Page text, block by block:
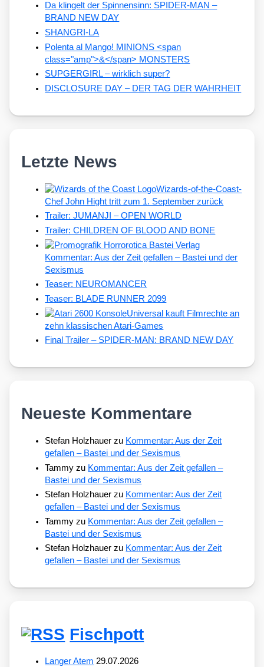
Da klingelt der Spinnensinn: SPIDER-MAN –
BRAND NEW DAY
SHANGRI-LA
Polenta al Mango! MINIONS <span
class="amp">&</span> MONSTERS
SUPGERGIRL – wirklich super?
DISCLOSURE DAY – DER TAG DER WAHRHEIT
Letzte News
Wizards-of-the-Coast-
Chef John Hight tritt zum 1. September zurück
Trailer: JUMANJI – OPEN WORLD
Trailer: CHILDREN OF BLOOD AND BONE
Kommentar: Aus der Zeit gefallen – Bastei und der
Sexismus
Teaser: NEUROMANCER
Teaser: BLADE RUNNER 2099
Universal kauft Filmrechte an
zehn klassischen Atari-Games
Final Trailer – SPIDER-MAN: BRAND NEW DAY
Neueste Kommentare
Stefan Holzhauer zu Kommentar: Aus der Zeit
gefallen – Bastei und der Sexismus
Tammy zu Kommentar: Aus der Zeit gefallen –
Bastei und der Sexismus
Stefan Holzhauer zu Kommentar: Aus der Zeit
gefallen – Bastei und der Sexismus
Tammy zu Kommentar: Aus der Zeit gefallen –
Bastei und der Sexismus
Stefan Holzhauer zu Kommentar: Aus der Zeit
gefallen – Bastei und der Sexismus
Fischpott
Langer Atem 29.07.2026